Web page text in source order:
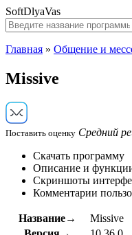
SoftDlyaVas
Главная » Общение и
Missive
Поставить оценку Средний
Скачать программу
Описание и
Скриншоты
Комментарии
Название→
Missive